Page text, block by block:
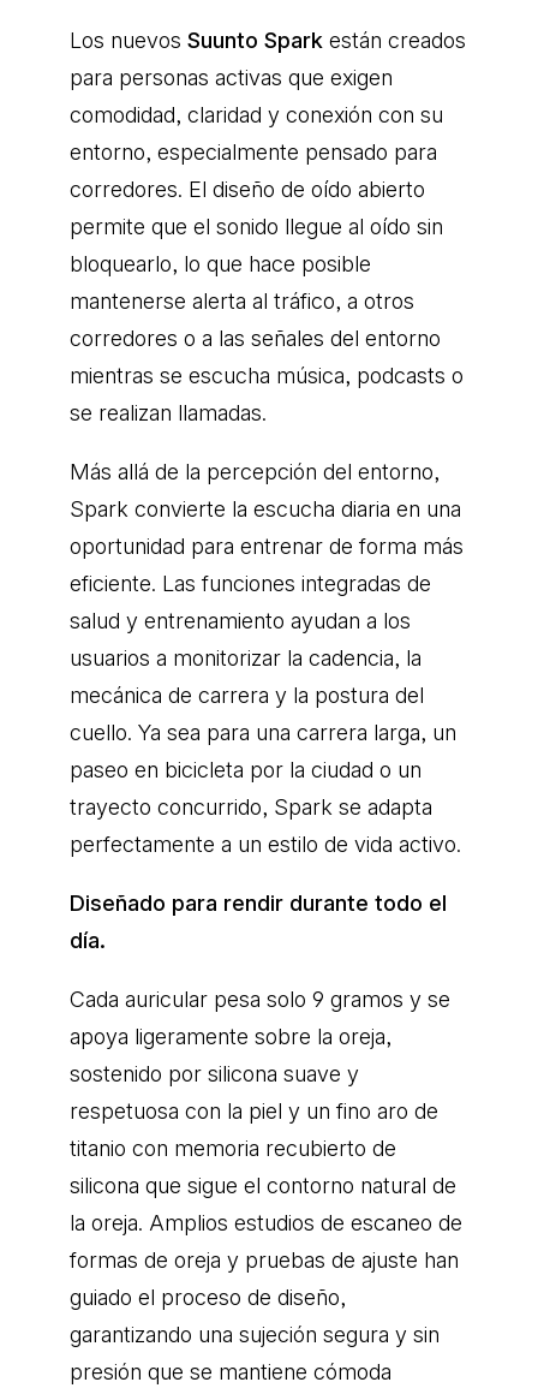
Los nuevos Suunto Spark están creados
para personas activas que exigen
comodidad, claridad y conexión con su
entorno, especialmente pensado para
corredores. El diseño de oído abierto
permite que el sonido llegue al oído sin
bloquearlo, lo que hace posible
mantenerse alerta al tráfico, a otros
corredores o a las señales del entorno
mientras se escucha música, podcasts o
se realizan llamadas.
Más allá de la percepción del entorno,
Spark convierte la escucha diaria en una
oportunidad para entrenar de forma más
eficiente. Las funciones integradas de
salud y entrenamiento ayudan a los
usuarios a monitorizar la cadencia, la
mecánica de carrera y la postura del
cuello. Ya sea para una carrera larga, un
paseo en bicicleta por la ciudad o un
trayecto concurrido, Spark se adapta
perfectamente a un estilo de vida activo.
Diseñado para rendir durante todo el
día.
Cada auricular pesa solo 9 gramos y se
apoya ligeramente sobre la oreja,
sostenido por silicona suave y
respetuosa con la piel y un fino aro de
titanio con memoria recubierto de
silicona que sigue el contorno natural de
la oreja. Amplios estudios de escaneo de
formas de oreja y pruebas de ajuste han
guiado el proceso de diseño,
garantizando una sujeción segura y sin
presión que se mantiene cómoda